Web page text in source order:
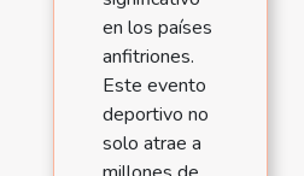
en los países
anfitriones.
Este evento
deportivo no
solo atrae a